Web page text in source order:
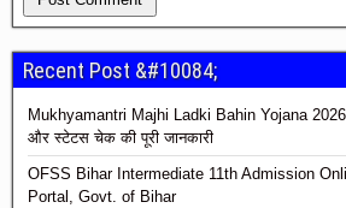
Recent Post &#10084;
Mukhyamantri Majhi Ladki Bahin Yojana
और स्टेटस चेक की पूरी जानकारी
OFSS Bihar Intermediate 11th Admission
Portal, Govt. of Bihar